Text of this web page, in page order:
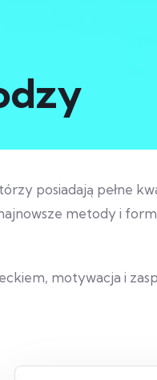
posiadają pełne
metody i
motywacja i